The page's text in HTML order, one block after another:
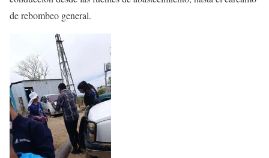
de rebombeo general.